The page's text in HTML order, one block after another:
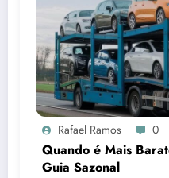
Rafael Ramos 0
Quando é Mais
Guia Sazonal